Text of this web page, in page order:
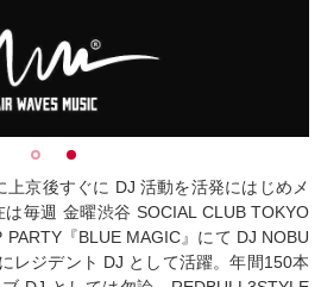
京後すぐに DJ 活動を活発にはじめメ
毎週 金曜渋谷 SOCIAL CLUB TOKYO
『BLUE MAGIC』にて DJ NOBU
レジデント DJ として活躍。年間150本